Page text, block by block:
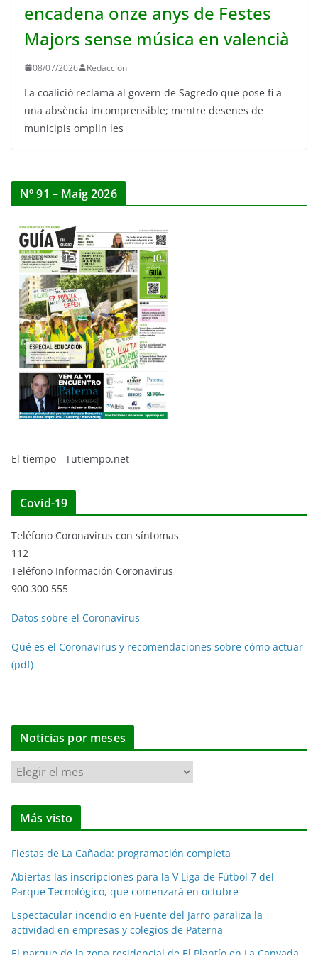
encadena onze anys de Festes
Majors sense música en valencià
08/07/2026 Redaccion
La coalició reclama al govern de Sagredo que pose fi a
una absència incomprensible; mentre desenes de
municipis omplin les
Nº 91 – Maig 2026
El tiempo - Tutiempo.net
Covid-19
Teléfono Coronavirus con síntomas
112
Teléfono Información Coronavirus
900 300 555
Datos sobre el Coronavirus
Qué es el Coronavirus y recomendaciones sobre cómo actuar
(pdf)
Noticias por meses
N
o
t
i
a
s
p
o
Más visto
Fiestas de La Cañada: programación completa
Abiertas las inscripciones para la V Liga de Fútbol 7 del
Parque Tecnológico, que comenzará en octubre
Espectacular incendio en Fuente del Jarro paraliza la
actividad en empresas y colegios de Paterna